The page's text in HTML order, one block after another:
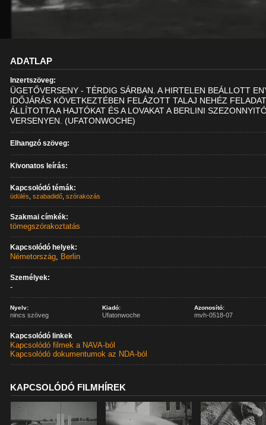
ADATLAP
Inzertszöveg:
ÜGETŐVERSENY - TÉRDIG SÁRBAN. A HIRTELEN BEÁLLOTT
IDŐJÁRÁS KÖVETKEZTÉBEN FELÁZOTT TALAJ NEHÉZ
ÁLLÍTOTTA A HAJTÓKAT ÉS A LOVAKAT A BERLINI
VERSENYEN. (UFATONWOCHE)
Elhangzó szöveg:
Kivonatos leírás:
Kapcsolódó témák:
üdülés ,szabadidő ,szórakozás
Szakmai címkék:
tömegszórakoztatás
Kapcsolódó helyek:
Németország, Berlin
Személyek:
-
Nyelv:
nincs szöveg
Kiadó:
Ufatonwoche
Azonosító:
mvh-0518-07
Kapcsolódó linkek
Kapcsolódó filmek a NAVA-ból
Kapcsolódó dokumentumok az NDA-ból
KAPCSOLÓDÓ FILMHÍREK